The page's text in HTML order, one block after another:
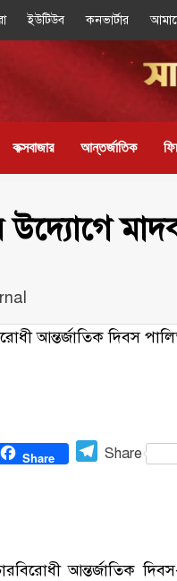
ইউটিউব কনভার্টার
কক্সবাজার আন্তর্জাতিক
উদ্যোগে
Share Telegram
Share
আন্তর্জাতিক